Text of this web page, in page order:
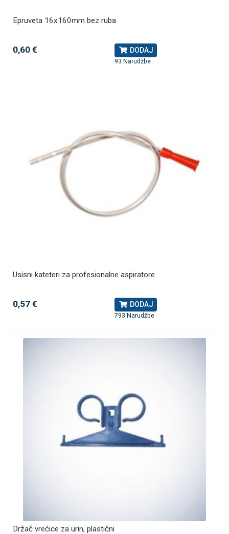
Epruveta 16x160mm bez ruba
0,60 € DODAJ
93 Narudžbe
Usisni kateteri za profesionalne aspiratore
0,57 € DODAJ
793 Narudžbe
Držač vrećice za urin, plastični